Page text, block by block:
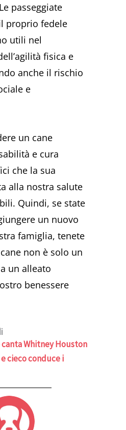
passeggiate
proprio fedele
utili nel
fisica e
anche il rischio
e
un cane
e cura
che la sua
alla nostra salute
Quindi, se state
un nuovo
famiglia, tenete
non è solo un
un alleato
benessere
Whitney Houston
cieco conduce i